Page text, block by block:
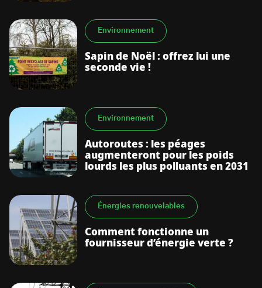
Environnement
Sapin de Noël : offrez lui une
seconde vie !
Environnement
Autoroutes : les péages
augmenteront pour les poids
lourds les plus polluants en 2031
Énergies renouvelables
Comment fonctionne un
fournisseur d’énergie verte ?